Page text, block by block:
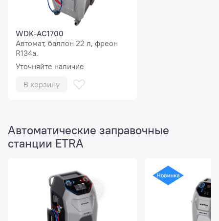
WDK-AC1700
Автомат, баллон 22 л, фреон
R134a.
Уточняйте наличие
В корзину
Автоматические заправочные
станции ETRA